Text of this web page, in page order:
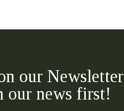
our Newsletter
our news first!